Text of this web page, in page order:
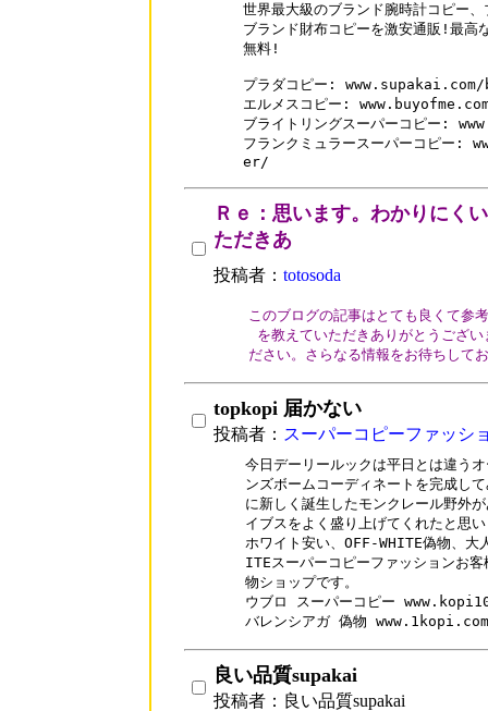
世界最大級のブランド腕時計コピー
ブランド財布コピーを激安通販!最高
無料!
プラダコピー:
エルメスコピー:
ブライトリングスーパーコピー
フランクミュラースーパーコピ
er/
Ｒｅ：思います。わかりにく
ただきあ
投稿者： totosoda
このブログの記事はとても良くて参
を教えていただきありがとうござ
topkopi 届かない
投稿者： スーパーコピーファッシ
今日デーリールックは平日とは違う
ンズボームコーディネートを完成し
に新しく誕生したモンクレール野外
イブスをよく盛り上げてくれたと思
ホワイト安い、OFF-WHITE偽物、
ITEスーパーコピーファッションお
物ショップです。
ウブロ スーパーコピー
バレンシアガ 偽物
良い品質supakai
投稿者：良い品質supakai